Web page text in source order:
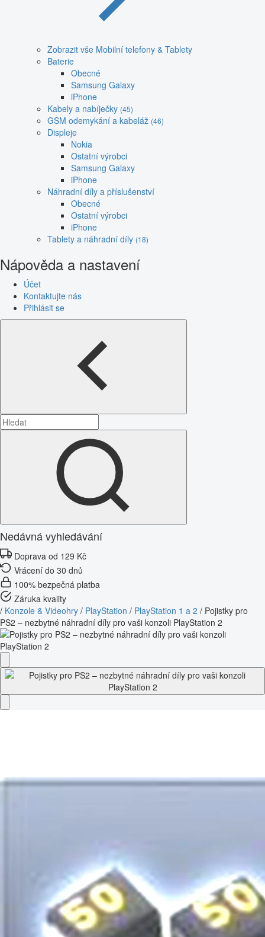
Zobrazit vše Mobilní telefony & Tablety
Baterie
Obecné
Samsung Galaxy
iPhone
Kabely a nabíječky (45)
GSM odemykání a kabeláž (46)
Displeje
Nokia
Ostatní výrobci
Samsung Galaxy
iPhone
Náhradní díly a příslušenství
Obecné
Ostatní výrobci
iPhone
Tablety a náhradní díly (18)
Nápověda a nastavení
Účet
Kontaktujte nás
Přihlásit se
Nedávná vyhledávání
Doprava od 129 Kč
Vrácení do 30 dnů
100% bezpečná platba
Záruka kvality
/ Konzole & Videohry / PlayStation / PlayStation 1 a 2 / Pojistky pro
PS2 – nezbytné náhradní díly pro vaši konzoli PlayStation 2